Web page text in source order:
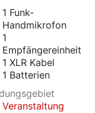
1 Funk-
Handmikrofon
1
Empfängereinheit
1 XLR Kabel
1 Batterien
Veranstaltung